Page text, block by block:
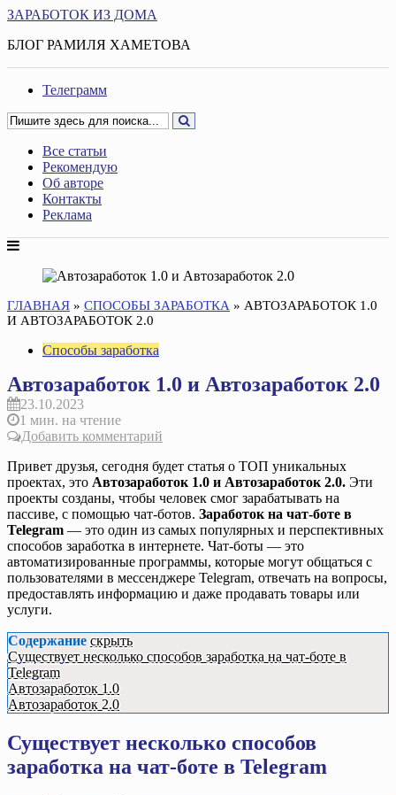
ЗАРАБОТОК ИЗ ДОМА
БЛОГ РАМИЛЯ ХАМЕТОВА
Телеграмм
Все статьи
Рекомендую
Об авторе
Контакты
Реклама
ГЛАВНАЯ » СПОСОБЫ ЗАРАБОТКА » АВТОЗАРАБОТОК 1.0
И АВТОЗАРАБОТОК 2.0
Способы заработка
Автозаработок 1.0 и Автозаработок 2.0
23.10.2023
1 мин. на чтение
Добавить комментарий
Привет друзья, сегодня будет статья о ТОП уникальных
проектах, это Автозаработок 1.0 и Автозаработок 2.0. Эти
проекты созданы, чтобы человек смог зарабатывать на
пассиве, с помощью чат-ботов. Заработок на чат-боте в
Telegram — это один из самых популярных и перспективных
способов заработка в интернете. Чат-боты — это
автоматизированные программы, которые могут общаться с
пользователями в мессенджере Telegram, отвечать на вопросы,
предоставлять информацию и даже продавать товары или
услуги.
Содержание скрыть
Существует несколько способов заработка на чат-боте в
Telegram
Автозаработок 1.0
Автозаработок 2.0
Существует несколько способов
заработка на чат-боте в Telegram